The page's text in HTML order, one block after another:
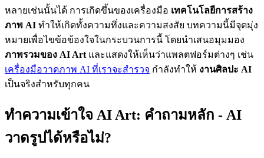
หลายเช่นนั้นได้ การเกิดขึ้นของเครื่องมือ เทคโนโลยีการสร้าง
ภาพ AI ทำให้เกิดทั้งความทึ่งและความสงสัย บทความนี้มีจุดมุ่ง
หมายเพื่อไขข้อข้องใจในกระบวนการนี้ โดยนำเสนอมุมมอง
ภาพรวมของ AI Art และแสดงให้เห็นว่าแพลตฟอร์มต่างๆ เช่น
เครื่องมือวาดภาพ AI ที่เราจะสำรวจ กำลังทำให้ งานศิลปะ AI
เป็นจริงสำหรับทุกคน
ทำความเข้าใจ AI Art: คำถามหลัก - AI
วาดรูปได้หรือไม่?